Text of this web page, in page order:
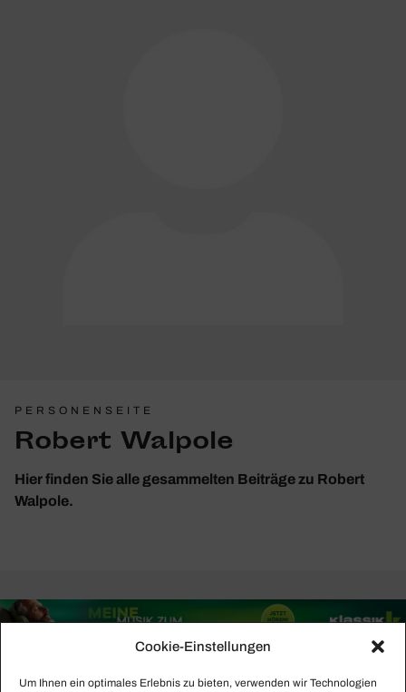
Cookie-Einstellungen
Um Ihnen ein optimales Erlebnis zu bieten, verwenden wir Technologien
PERSONENSEITE
Robert Walpole
Hier finden Sie alle gesammelten Beiträge zu Robert
Walpole.